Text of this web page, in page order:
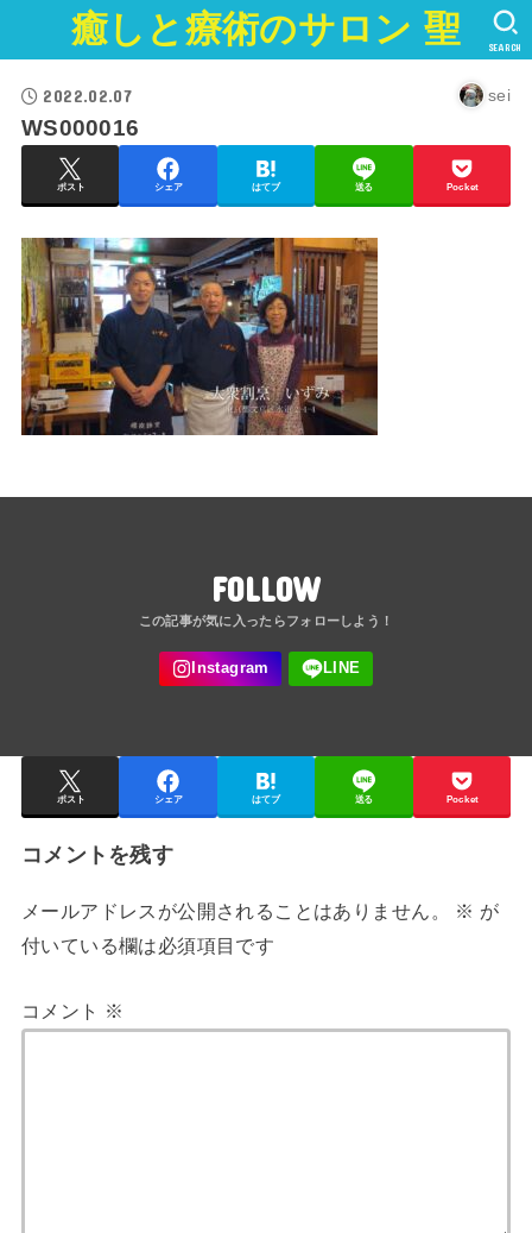
癒しと療術のサロン 聖 SEARCH
2022.02.07 sei
WS000016
ポスト シェア はてブ 送る Pocket
FOLLOW
ポスト シェア はてブ 送る Pocket
コメントを残す
メールアドレスが公開されることはありません。 ※ が
付いている欄は必須項目です
コメント ※